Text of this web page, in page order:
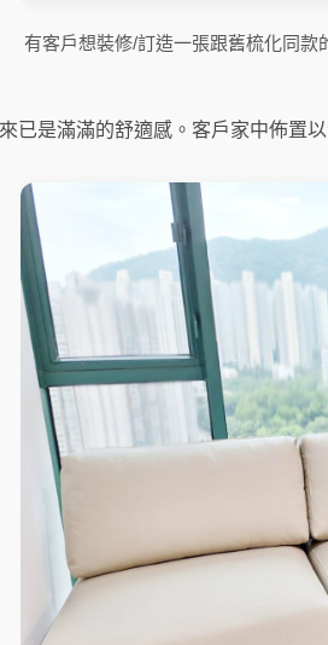
有客戶想裝修/訂造一張跟舊梳化同
已是滿滿的舒適感。客戶家中佈置